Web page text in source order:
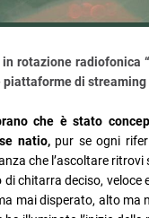
rotazione radiofonica
di
che è stato
natio, pur se ogni
che l’ascoltare
di chitarra deciso,
mai disperato, alto ma